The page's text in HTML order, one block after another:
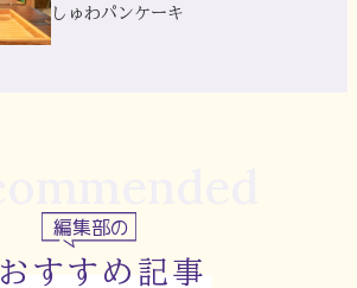
しゅわパンケーキ
編集部の
おすすめ記事